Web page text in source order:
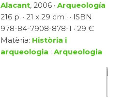
Alacant, 2006 ·Arqueología
216 p. · 21 x 29 cm · · ISBN
978-84-7908-878-1 · 29 €
Matèria: Història i
arqueologia :Arqueologia